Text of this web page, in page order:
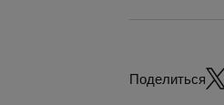
Поделиться